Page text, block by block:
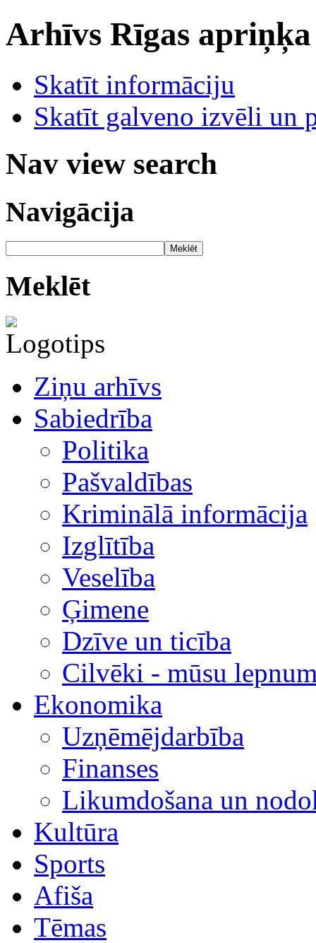
Arhīvs Rīgas
Skatīt informāciju
Skatīt galveno izvēli un
Nav view search
Navigācija
Meklēt
Meklēt
Ziņu arhīvs
Sabiedrība
Politika
Pašvaldības
Kriminālā informācija
Izglītība
Veselība
Ģimene
Dzīve un ticība
Cilvēki - mūsu
Ekonomika
Uzņēmējdarbība
Finanses
Likumdošana un
Kultūra
Sports
Afiša
Tēmas